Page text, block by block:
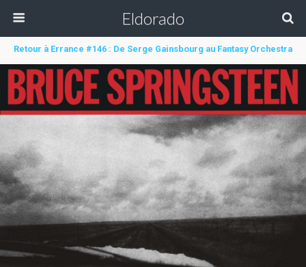
Eldorado
Retour à Errance #146 : De Serge Gainsbourg au Fantasy Orchestra